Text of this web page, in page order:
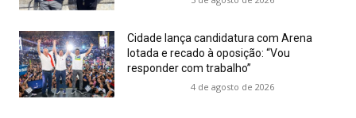
Cidade lança candidatura com Arena
lotada e recado à oposição: “Vou
responder com trabalho”
4 de agosto de 2026